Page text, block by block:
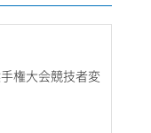
権大会競技者変